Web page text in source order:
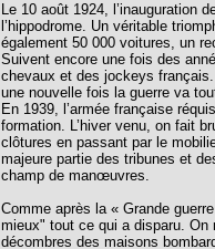
Le 10 août 1924, l’inauguration
l’hippodrome. Un véritable
également 50 000 voitures, un
Suivent encore une fois des
chevaux et des jockeys
une nouvelle fois la guerre va
En 1939, l’armée française
formation. L’hiver venu, on fait
clôtures en passant par le
majeure partie des tribunes et
champ de manœuvres.
Comme après la « Grande
mieux" tout ce qui a disparu.
décombres des maisons